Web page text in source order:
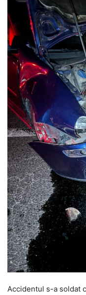
Accidentul s-a soldat